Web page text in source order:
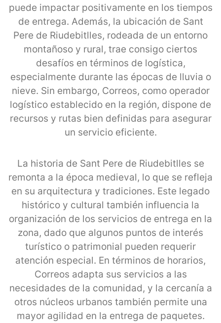
puede impactar positivamente en los tiempos
de entrega. Además, la ubicación de Sant
Pere de Riudebitlles, rodeada de un entorno
montañoso y rural, trae consigo ciertos
desafíos en términos de logística,
especialmente durante las épocas de lluvia o
nieve. Sin embargo, Correos, como operador
logístico establecido en la región, dispone de
recursos y rutas bien definidas para asegurar
un servicio eficiente.
La historia de Sant Pere de Riudebitlles se
remonta a la época medieval, lo que se refleja
en su arquitectura y tradiciones. Este legado
histórico y cultural también influencia la
organización de los servicios de entrega en la
zona, dado que algunos puntos de interés
turístico o patrimonial pueden requerir
atención especial. En términos de horarios,
Correos adapta sus servicios a las
necesidades de la comunidad, y la cercanía a
otros núcleos urbanos también permite una
mayor agilidad en la entrega de paquetes.